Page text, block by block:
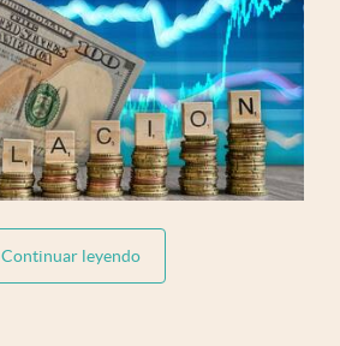
Continuar leyendoabre en nueva pestaña